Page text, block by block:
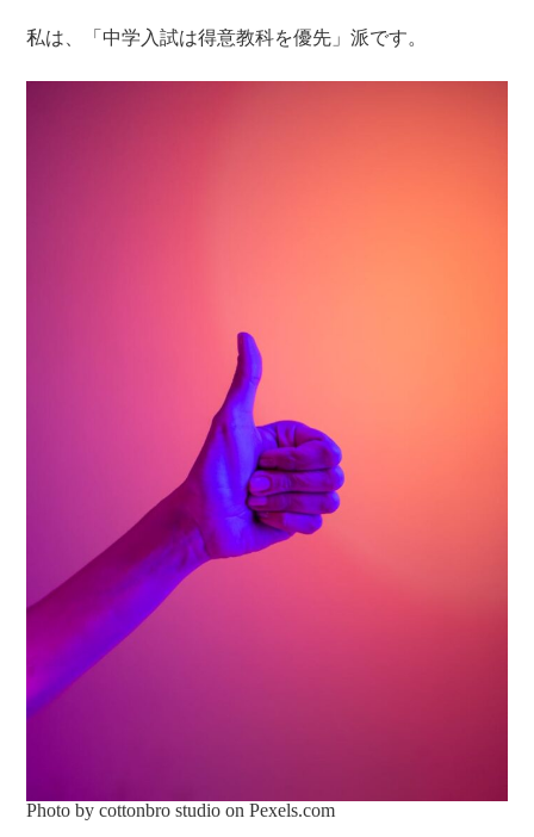
私は、「中学入試は得意教科を優先」派です。
Photo by cottonbro studio onPexels.com